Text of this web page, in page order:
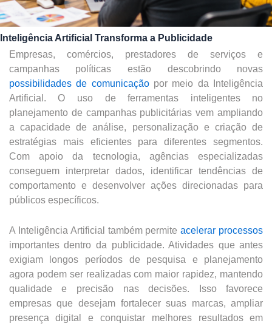
Inteligência Artificial Transforma a Publicidade
Empresas, comércios, prestadores de serviços e
campanhas políticas estão descobrindo novas
possibilidades de comunicaçãopor meio da Inteligência
Artificial. O uso de ferramentas inteligentes no
planejamento de campanhas publicitárias vem ampliando
a capacidade de análise, personalização e criação de
estratégias mais eficientes para diferentes segmentos.
Com apoio da tecnologia, agências especializadas
conseguem interpretar dados, identificar tendências de
comportamento e desenvolver ações direcionadas para
públicos específicos.
A Inteligência Artificial também permiteacelerar processos
importantes dentro da publicidade. Atividades que antes
exigiam longos períodos de pesquisa e planejamento
agora podem ser realizadas com maior rapidez, mantendo
qualidade e precisão nas decisões. Isso favorece
empresas que desejam fortalecer suas marcas, ampliar
presença digital e conquistar melhores resultados em